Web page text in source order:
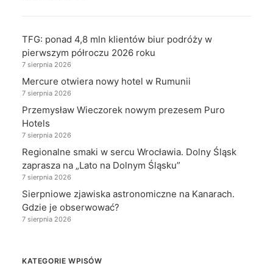
TFG: ponad 4,8 mln klientów biur podróży w
pierwszym półroczu 2026 roku
7 sierpnia 2026
Mercure otwiera nowy hotel w Rumunii
7 sierpnia 2026
Przemysław Wieczorek nowym prezesem Puro
Hotels
7 sierpnia 2026
Regionalne smaki w sercu Wrocławia. Dolny Śląsk
zaprasza na „Lato na Dolnym Śląsku”
7 sierpnia 2026
Sierpniowe zjawiska astronomiczne na Kanarach.
Gdzie je obserwować?
7 sierpnia 2026
KATEGORIE WPISÓW